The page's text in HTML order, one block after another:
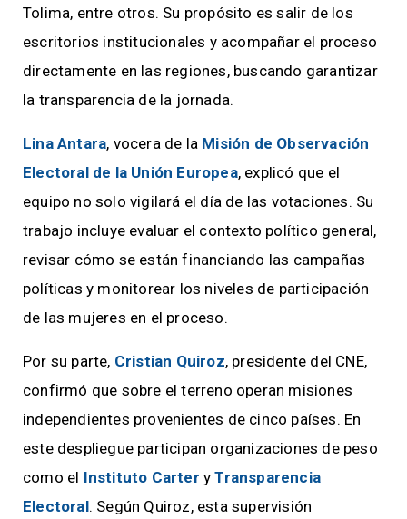
Tolima, entre otros. Su propósito es salir de los
escritorios institucionales y acompañar el proceso
directamente en las regiones, buscando garantizar
la transparencia de la jornada.
Lina Antara, vocera de la Misión de Observación
Electoral de la Unión Europea, explicó que el
equipo no solo vigilará el día de las votaciones. Su
trabajo incluye evaluar el contexto político general,
revisar cómo se están financiando las campañas
políticas y monitorear los niveles de participación
de las mujeres en el proceso.
Por su parte, Cristian Quiroz, presidente del CNE,
confirmó que sobre el terreno operan misiones
independientes provenientes de cinco países. En
este despliegue participan organizaciones de peso
como el Instituto Carter yTransparencia
Electoral. Según Quiroz, esta supervisión